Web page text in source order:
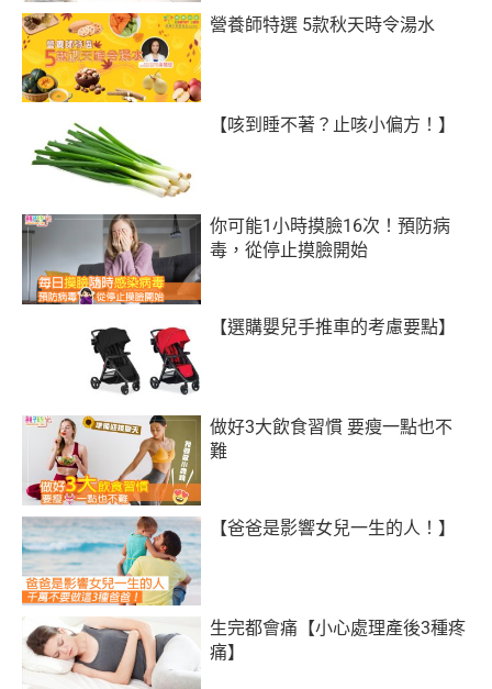
營養師特選 5款秋天時令湯水
【咳到睡不著？止咳小偏方！】
你可能1小時摸臉16次！預防病
毒，從停止摸臉開始
【選購嬰兒手推車的考慮要點】
做好3大飲食習慣 要瘦一點也不
難
【爸爸是影響女兒一生的人！】
生完都會痛【小心處理產後3種疼
痛】